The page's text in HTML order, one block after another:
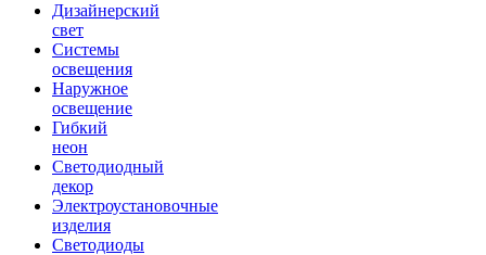
Дизайнерский
свет
Системы
освещения
Наружное
освещение
Гибкий
неон
Светодиодный
декор
Электроустановочные
изделия
Светодиоды